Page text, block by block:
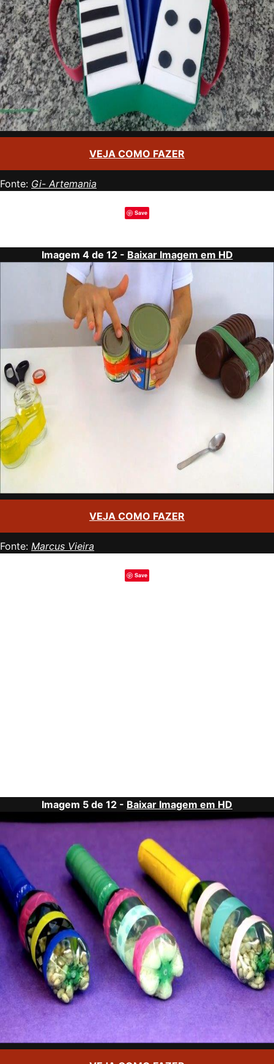
VEJA COMO FAZER
Fonte: Gi- Artemania
Save
Imagem 4 de 12 - Baixar Imagem em HD
VEJA COMO FAZER
Fonte: Marcus Vieira
Save
Imagem 5 de 12 - Baixar Imagem em HD